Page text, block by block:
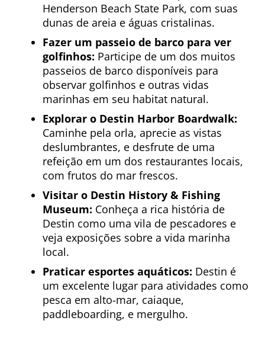
Henderson Beach State Park, com suas
dunas de areia e águas cristalinas.
Fazer um passeio de barco para ver
golfinhos: Participe de um dos muitos
passeios de barco disponíveis para
observar golfinhos e outras vidas
marinhas em seu habitat natural.
Explorar o Destin Harbor Boardwalk:
Caminhe pela orla, aprecie as vistas
deslumbrantes, e desfrute de uma
refeição em um dos restaurantes locais,
com frutos do mar frescos.
Visitar o Destin History & Fishing
Museum: Conheça a rica história de
Destin como uma vila de pescadores e
veja exposições sobre a vida marinha
local.
Praticar esportes aquáticos: Destin é
um excelente lugar para atividades como
pesca em alto-mar, caiaque,
paddleboarding, e mergulho.